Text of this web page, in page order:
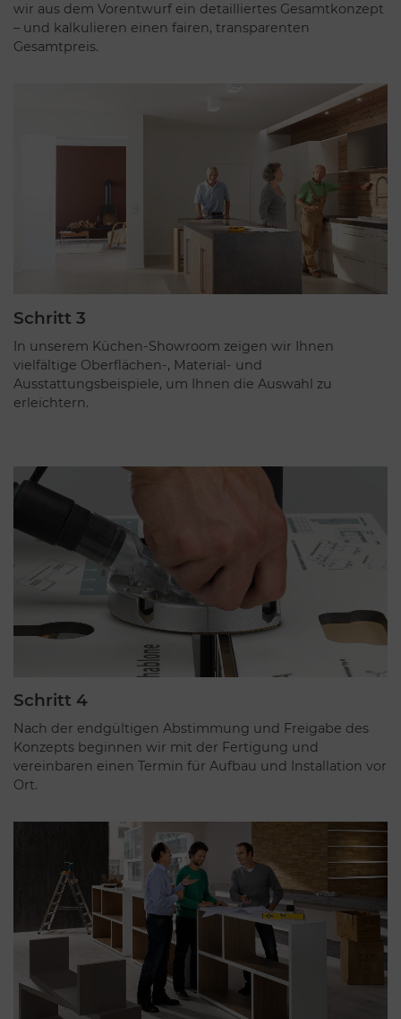
wir aus dem Vorentwurf ein detailliertes Gesamtkonzept
– und kalkulieren einen fairen, transparenten
Gesamtpreis.
Schritt 3
In unserem Küchen-Showroom zeigen wir Ihnen
vielfältige Oberflächen-, Material- und
Ausstattungsbeispiele, um Ihnen die Auswahl zu
erleichtern.
Schritt 4
Nach der endgültigen Abstimmung und Freigabe des
Konzepts beginnen wir mit der Fertigung und
vereinbaren einen Termin für Aufbau und Installation vor
Ort.